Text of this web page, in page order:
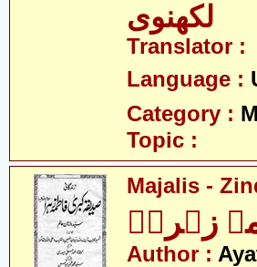
لکھنوی
Translator :
Language :
Category :
Topic :
Majalis -
زہراؑ
Author :